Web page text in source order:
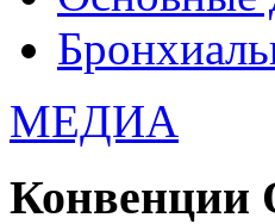
МЕДИА
Конвенции